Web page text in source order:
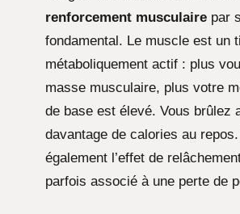
renforcement musculaire par
fondamental. Le muscle est un
métaboliquement actif : plus
masse musculaire, plus votre
de base est élevé. Vous brûlez
davantage de calories au
également l’effet de
parfois associé à une perte de